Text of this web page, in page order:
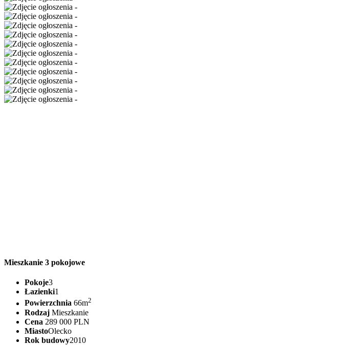
Mieszkanie 3 pokojowe
Pokoje3
Łazienki1
Powierzchnia 66m2
Rodzaj Mieszkanie
Cena 289 000 PLN
MiastoOlecko
Rok budowy2010